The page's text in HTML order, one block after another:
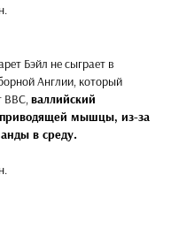
Бэйл не сыграет в
Англии, который
BBС, валлийский
приводящей мышцы, из-за
в среду.